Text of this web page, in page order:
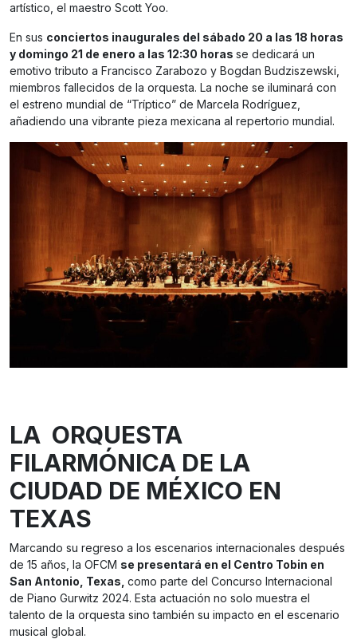
artístico, el maestro Scott Yoo.
En sus conciertos inaugurales del sábado 20 a las 18 horas
y domingo 21 de enero a las 12:30 horas se dedicará un
emotivo tributo a Francisco Zarabozo y Bogdan Budziszewski,
miembros fallecidos de la orquesta. La noche se iluminará con
el estreno mundial de “Tríptico” de Marcela Rodríguez,
añadiendo una vibrante pieza mexicana al repertorio mundial.
LA ORQUESTA
FILARMÓNICA DE LA
CIUDAD DE MÉXICO EN
TEXAS
Marcando su regreso a los escenarios internacionales después
de 15 años, la OFCM se presentará en el Centro Tobin en
San Antonio, Texas, como parte del Concurso Internacional
de Piano Gurwitz 2024. Esta actuación no solo muestra el
talento de la orquesta sino también su impacto en el escenario
musical global.